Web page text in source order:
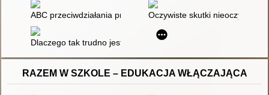
ABC przeciwdziałania przemocy w rodzinie - diagnoza,
Oczywiste skutki nieoczywistej
Dlaczego tak trudno jest odejść : narracje kobiet
RAZEM W SZKOLE – EDUKACJA WŁĄCZAJĄCA